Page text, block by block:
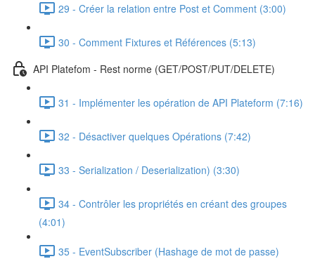
29 - Créer la relation entre Post et Comment (3:00)
30 - Comment Fixtures et Références (5:13)
API Platefom - Rest norme (GET/POST/PUT/DELETE)
31 - Implémenter les opération de API Plateform (7:16)
32 - Désactiver quelques Opérations (7:42)
33 - Serialization / Deserialization) (3:30)
34 - Contrôler les propriétés en créant des groupes
(4:01)
35 - EventSubscriber (Hashage de mot de passe)